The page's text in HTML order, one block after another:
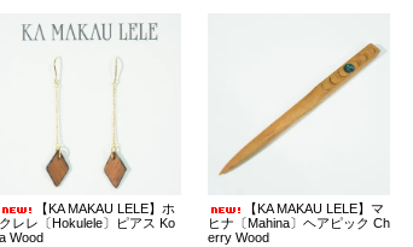
【KA MAKAU LELE】ホ
クレレ〔Hokulele〕ピアス Ko
a Wood
【KA MAKAU LELE】マ
ヒナ〔Mahina〕ヘアピック Ch
erry Wood